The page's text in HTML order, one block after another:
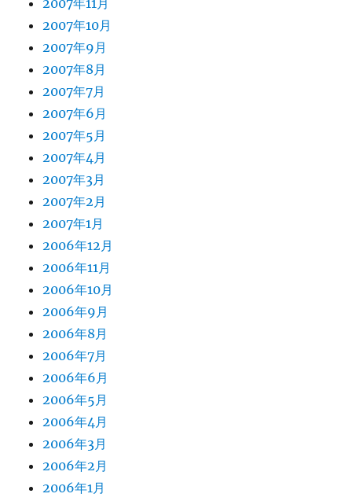
2007年11月
2007年10月
2007年9月
2007年8月
2007年7月
2007年6月
2007年5月
2007年4月
2007年3月
2007年2月
2007年1月
2006年12月
2006年11月
2006年10月
2006年9月
2006年8月
2006年7月
2006年6月
2006年5月
2006年4月
2006年3月
2006年2月
2006年1月